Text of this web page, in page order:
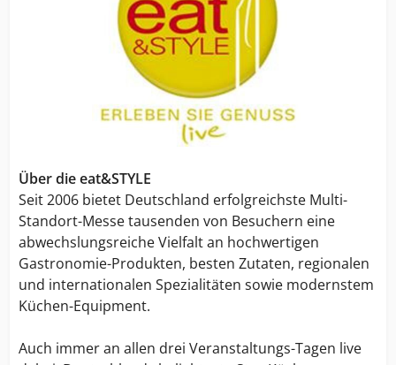
Über die eat&STYLE
Seit 2006 bietet Deutschland erfolgreichste Multi-
Standort-Messe tausenden von Besuchern eine
abwechslungsreiche Vielfalt an hochwertigen
Gastronomie-Produkten, besten Zutaten, regionalen
und internationalen Spezialitäten sowie modernstem
Küchen-Equipment.
Auch immer an allen drei Veranstaltungs-Tagen live